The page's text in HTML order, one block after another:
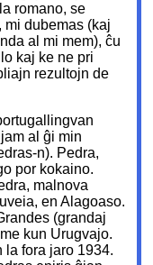
romano, se
mi dubemas (kaj
al mi mem), ĉu
kaj ke ne pri
rezultojn de
al ĝi min
n). Pedra,
por kokaino.
malnova
en Alagoaso.
(grandaj
kun Urugvajo.
la fora jaro 1934.